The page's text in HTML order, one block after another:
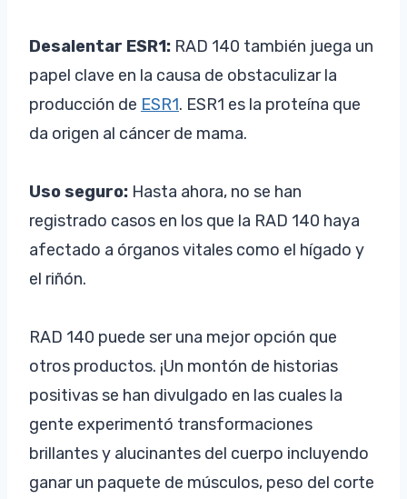
Desalentar ESR1: RAD 140 también juega un
papel clave en la causa de obstaculizar la
producción de ESR1. ESR1 es la proteína que
da origen al cáncer de mama.
Uso seguro: Hasta ahora, no se han
registrado casos en los que la RAD 140 haya
afectado a órganos vitales como el hígado y
el riñón.
RAD 140 puede ser una mejor opción que
otros productos. ¡Un montón de historias
positivas se han divulgado en las cuales la
gente experimentó transformaciones
brillantes y alucinantes del cuerpo incluyendo
ganar un paquete de músculos, peso del corte